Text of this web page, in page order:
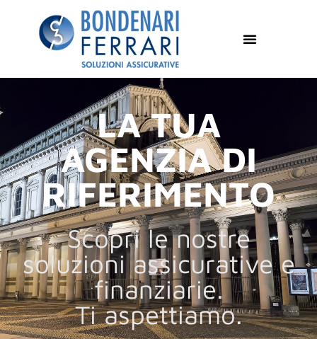
LA TUA
AGENZIA DI
RIFERIMENTO
Scopri le nostre
soluzioni assicurative e
finanziarie.
Ti aspettiamo.